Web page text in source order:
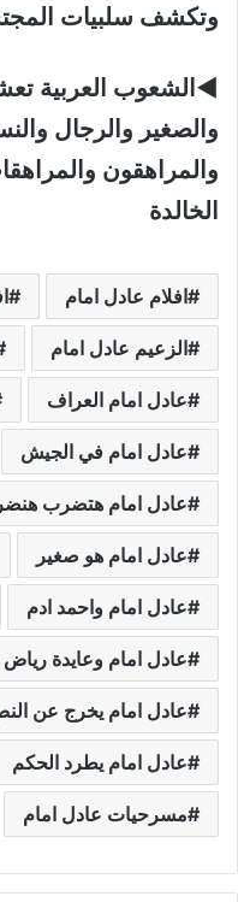
وتكشف سلبيات
◄الشعوب العربية
والصغير والرجال
والمراهقون
الخالدة
افلام عادل امام
الزعيم عادل امام
عادل امام العراف
عادل امام في الجيش
عادل امام هتضرب
عادل امام هو صغير
عادل امام واحمد ادم
عادل امام وعايدة رياض
عادل امام يخرج عن
عادل امام يطرد الحكم
مسرحيات عادل امام